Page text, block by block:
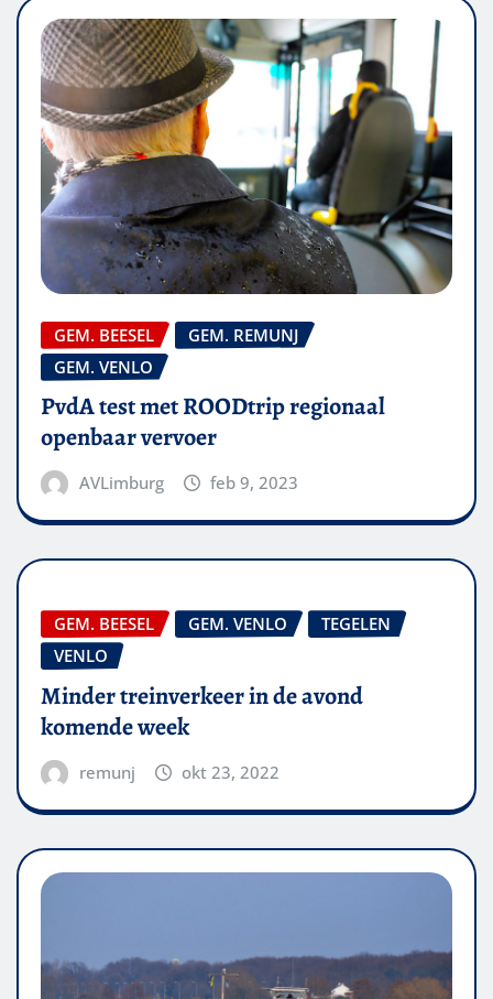
GEM. BEESEL
GEM. REMUNJ
GEM. VENLO
PvdA test met ROODtrip regionaal
openbaar vervoer
AVLimburg feb 9, 2023
GEM. BEESEL GEM. VENLO
TEGELEN
VENLO
Minder treinverkeer in de avond
komende week
remunj okt 23, 2022